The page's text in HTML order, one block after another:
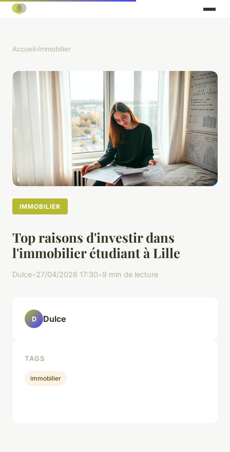
Accueil›Immobilier
IMMOBILIER
Top raisons d'investir dans
l'immobilier étudiant à Lille
Dulce•27/04/2026 17:30•9 min de lecture
D Dulce
TAGS
immobilier